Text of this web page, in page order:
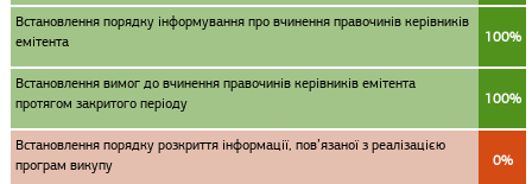
Встановлення порядку інформування про вчинення правочинів керівників
емітента
100%
Встановлення вимог до вчинення правочинів керівників емітента
протягом закритого періоду
100%
Встановлення порядку розкриття інформації, пов’язаної з реалізацією
програм викупу
0%